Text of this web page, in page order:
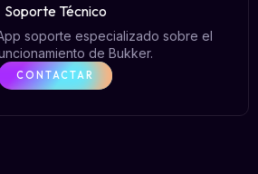
Soporte Técnico
soporte especializado sobre el
de Bukker.
CONTACTAR